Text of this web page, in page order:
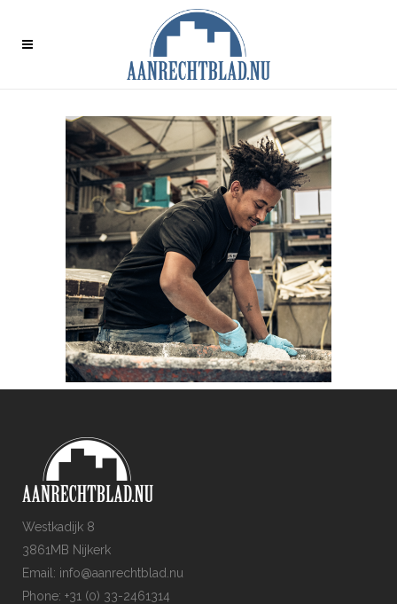
Westkadijk 8
3861MB Nijkerk
Email: info@aanrechtblad.nu
Phone: +31 (0) 33-2461314